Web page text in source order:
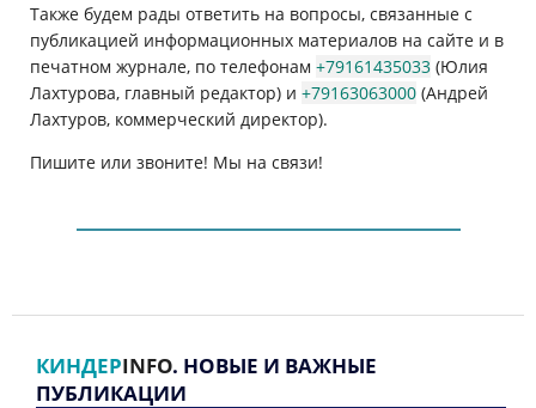
Также будем рады ответить на вопросы, связанные с
публикацией информационных материалов на сайте и в
печатном журнале, по телефонам +79161435033 (Юлия
Лахтурова, главный редактор) и +79163063000 (Андрей
Лахтуров, коммерческий директор).
Пишите или звоните! Мы на связи!
КИНДЕРINFO. НОВЫЕ И ВАЖНЫЕ
ПУБЛИКАЦИИ